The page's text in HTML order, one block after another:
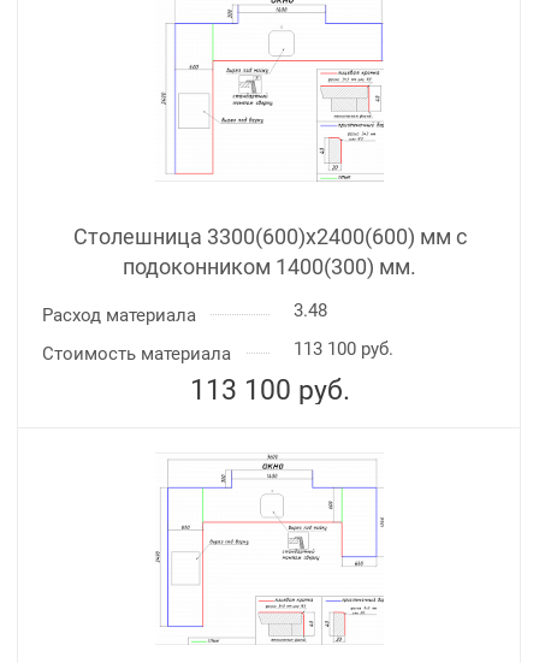
Столешница 3300(600)х2400(600) мм с
подоконником 1400(300) мм.
Расход материала
3.48
Стоимость материала
113 100 руб.
113 100 руб.